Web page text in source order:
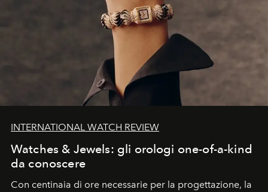
INTERNATIONAL WATCH REVIEW
Watches & Jewels: gli orologi one-of-a-kind
da conoscere
Con centinaia di ore necessarie per la progettazione, la